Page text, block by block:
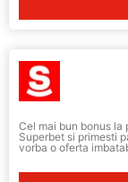
Cel mai bun bonus la
Superbet si primesti
vorba o oferta